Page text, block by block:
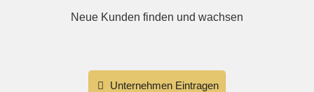
Neue Kunden finden und wachsen
Unternehmen Eintragen